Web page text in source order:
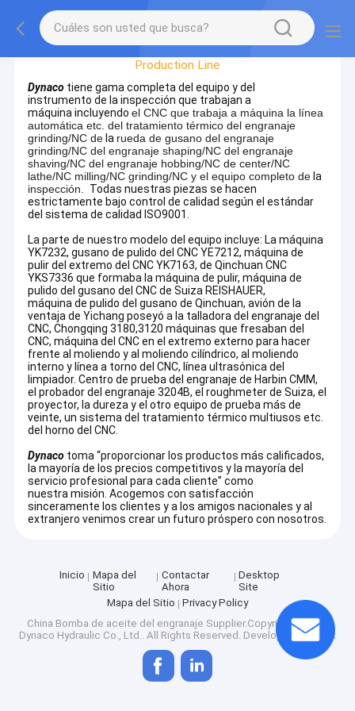
Factory Tour
Production Line
Dynaco tiene gama completa del equipo y del
instrumento de lainspección que trabajan a
máquina incluyendoel CNC que trabaja a máquina la línea
automática etc. del tratamiento térmico del engranaje
grinding/NC de la rueda de gusano del engranaje
grinding/NC del engranaje shaping/NC del engranaje
shaving/NC del engranaje hobbing/NC de center/NC
lathe/NC milling/NC grinding/NC y el equipo completo de la
inspección.
Todas nuestras piezas se hacen
estrictamente bajo control de calidad según el estándar
del sistema de calidad ISO9001.
La parte de nuestro modelo del equipo incluye: La máquina
YK7232, gusano de pulido del CNC YE7212, máquina de
pulir del extremo del CNC YK7163, de Qinchuan CNC
YKS7336 que formaba la máquina de pulir, máquina de
pulido del gusano del CNC de Suiza REISHAUER,
máquina de pulido del gusano de Qinchuan, avión de la
ventaja de Yichang poseyó a la talladora del engranaje del
CNC, Chongqing 3180,3120 máquinas que fresaban del
CNC, máquina del CNC en el extremo externo para hacer
frente al moliendo y al moliendo cilíndrico, al moliendo
interno y línea a torno del CNC, línea ultrasónica del
limpiador. Centro de prueba del engranaje de Harbin CMM,
el probador del engranaje 3204B, el roughmeter de Suiza, el
proyector, la dureza y el otro equipo de prueba más de
veinte, un sistema del tratamiento térmico multiusos etc.
del horno del CNC.
Dynaco toma “proporcionar los productos más calificados,
la mayoría de losprecios competitivos y la mayoría del
servicio profesional para cada cliente” como
nuestra misión. Acogemos con satisfacción
sinceramente los clientes y a los amigos nacionales y al
extranjero venimos crear un futuro próspero con nosotros.
Inicio
Mapa del
Sitio
Contactar
Ahora
Desktop
Site
Mapa del Sitio
Privacy Policy
China Bomba de aceite del engranaje Supplier.Copyright © 2025
Dynaco Hydraulic Co., Ltd.. All Rights Reserved. Developed by
ECER